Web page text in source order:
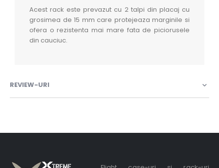
Acest rack este prevazut cu 2 talpi din placaj cu
grosimea de 15 mm care protejeaza marginile si
ofera o rezistenta mai mare fata de piciorusele
din cauciuc.
REVIEW-URI